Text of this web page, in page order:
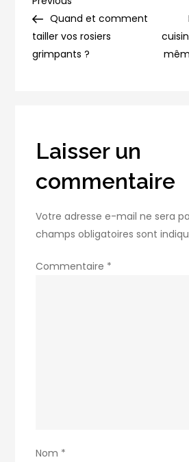
de
Navigation
de
PostQuand et comment
tailler vos rosiers
grimpants ?
Laisser un
commentaire
Votre adresse e-mail ne sera
champs obligatoires sont
Commentaire *
Nom *